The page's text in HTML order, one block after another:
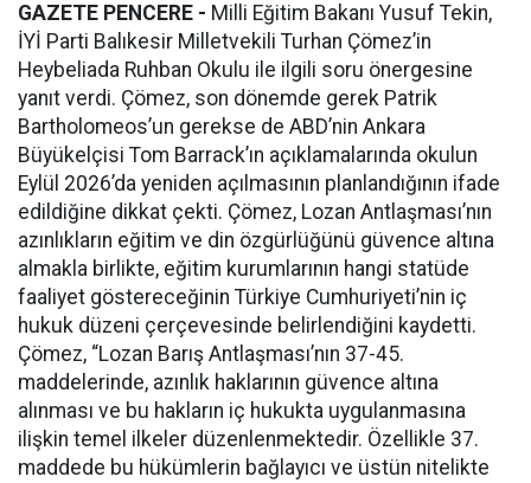
GAZETE PENCERE - Milli Eğitim Bakanı Yusuf Tekin,
İYİ Parti Balıkesir Milletvekili Turhan Çömez’in
Heybeliada Ruhban Okulu ile ilgili soru önergesine
yanıt verdi. Çömez, son dönemde gerek Patrik
Bartholomeos’un gerekse de ABD’nin Ankara
Büyükelçisi Tom Barrack’ın açıklamalarında okulun
Eylül 2026’da yeniden açılmasının planlandığının ifade
edildiğine dikkat çekti. Çömez, Lozan Antlaşması’nın
azınlıkların eğitim ve din özgürlüğünü güvence altına
almakla birlikte, eğitim kurumlarının hangi statüde
faaliyet göstereceğinin Türkiye Cumhuriyeti’nin iç
hukuk düzeni çerçevesinde belirlendiğini kaydetti.
Çömez, “Lozan Barış Antlaşması’nın 37-45.
maddelerinde, azınlık haklarının güvence altına
alınması ve bu hakların iç hukukta uygulanmasına
ilişkin temel ilkeler düzenlenmektedir. Özellikle 37.
maddede bu hükümlerin bağlayıcı ve üstün nitelikte